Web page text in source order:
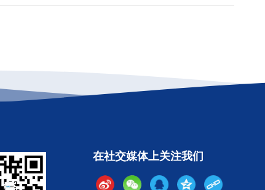
在社交媒体上关注我们